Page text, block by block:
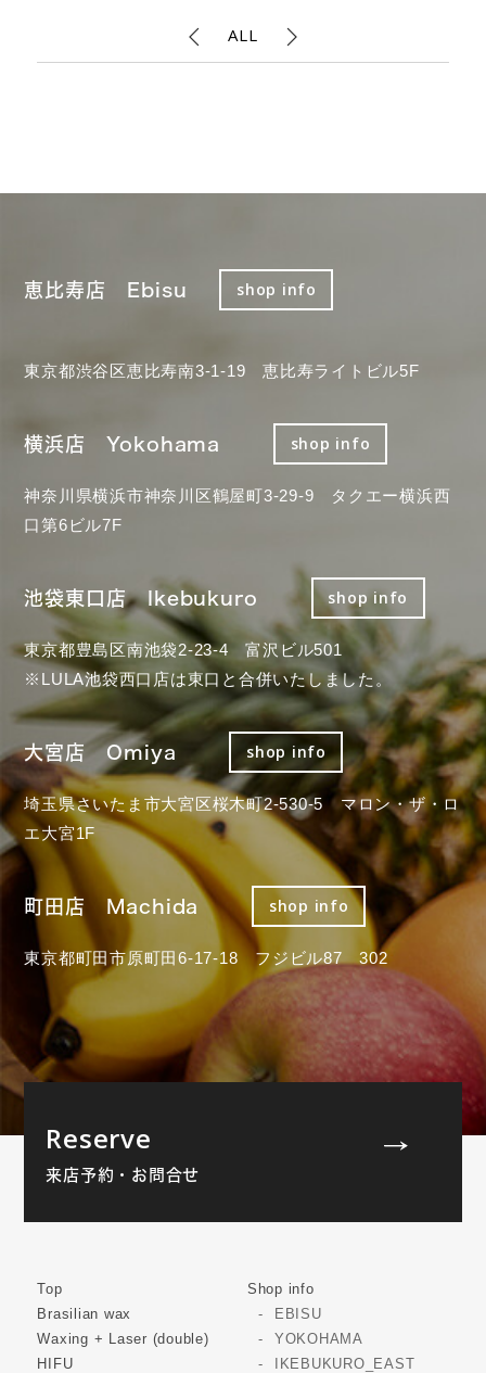
ALL
恵比寿店 Ebisu shop info
東京都渋谷区恵比寿南3-1-19 恵比寿ライトビル5F
横浜店 Yokohama shop info
神奈川県横浜市神奈川区鶴屋町3-29-9 タクエー横浜西
口第6ビル7F
池袋東口店 Ikebukuro shop info
東京都豊島区南池袋2-23-4 富沢ビル501
※LULA池袋西口店は東口と合併いたしました。
大宮店 Omiya shop info
埼玉県さいたま市大宮区桜木町2-530-5 マロン・ザ・ロ
エ大宮1F
町田店 Machida shop info
東京都町田市原町田6-17-18 フジビル87 302
Reserve
来店予約・お問合せ
Top
Brasilian wax
Waxing + Laser (double)
HIFU
Shop info
EBISU
YOKOHAMA
IKEBUKURO_EAST